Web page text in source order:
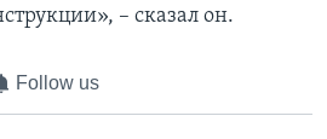
– сказал он.
Follow us